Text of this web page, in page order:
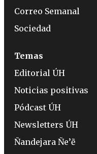
Correo Semanal
Sociedad
Temas
Editorial ÚH
Noticias positivas
Pódcast ÚH
Newsletters ÚH
Ñandejara Ñe’ẽ